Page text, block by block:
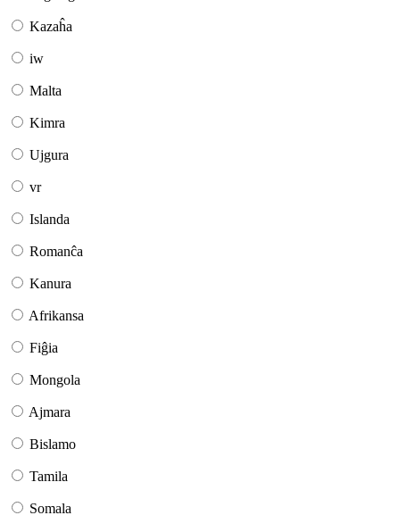
Kazaĥa
iw
Malta
Kimra
Ujgura
vr
Islanda
Romanĉa
Kanura
Afrikansa
Fiĝia
Mongola
Ajmara
Bislamo
Tamila
Somala